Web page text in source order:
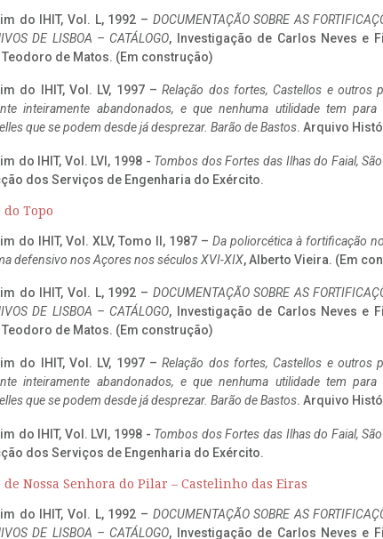
do IHIT, Vol. L, 1992 – DOCUMENTAÇÃO SOBRE AS
DE LISBOA – CATÁLOGO, Investigação de Carlos Neves e
de Matos. (Em construção)
do IHIT, Vol. LV, 1997 –Relação dos fortes, Castellos e outros
inteiramente abandonados, e que nenhuma utilidade tem
que se podem desde já desprezar. Barão de Bastos. Arquivo
do IHIT, Vol. LVI, 1998 - Tombos dos Fortes das Ilhas do Faial,
dos Serviços de Engenharia do Exército.
do Topo
do IHIT, Vol. XLV, Tomo II, 1987 – Da poliorcética à fortificação
defensivo nos Açores nos séculos XVI-XIX, Alberto Vieira. (Em
do IHIT, Vol. L, 1992 – DOCUMENTAÇÃO SOBRE AS
DE LISBOA – CATÁLOGO, Investigação de Carlos Neves e
de Matos. (Em construção)
do IHIT, Vol. LV, 1997 –Relação dos fortes, Castellos e outros
inteiramente abandonados, e que nenhuma utilidade tem
que se podem desde já desprezar. Barão de Bastos. Arquivo
do IHIT, Vol. LVI, 1998 - Tombos dos Fortes das Ilhas do Faial,
dos Serviços de Engenharia do Exército.
de Nossa Senhora do Pilar – Castelinho das Eiras
do IHIT, Vol. L, 1992 – DOCUMENTAÇÃO SOBRE AS
DE LISBOA – CATÁLOGO, Investigação de Carlos Neves e